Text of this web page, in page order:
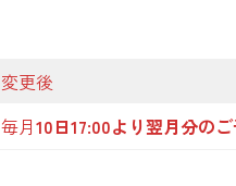
変更後
毎月10日17:00より翌月分の